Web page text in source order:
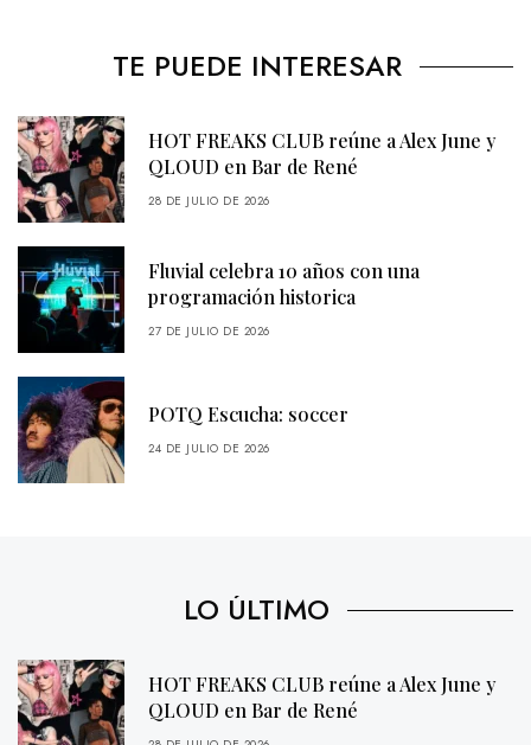
TE PUEDE INTERESAR
HOT FREAKS CLUB reúne a Alex June y
QLOUD en Bar de René
28 DE JULIO DE 2026
Fluvial celebra 10 años con una
programación historica
27 DE JULIO DE 2026
POTQ Escucha: soccer
24 DE JULIO DE 2026
LO ÚLTIMO
HOT FREAKS CLUB reúne a Alex June y
QLOUD en Bar de René